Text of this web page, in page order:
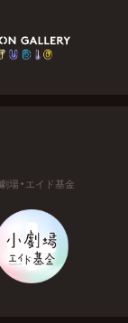
場・エイド基金